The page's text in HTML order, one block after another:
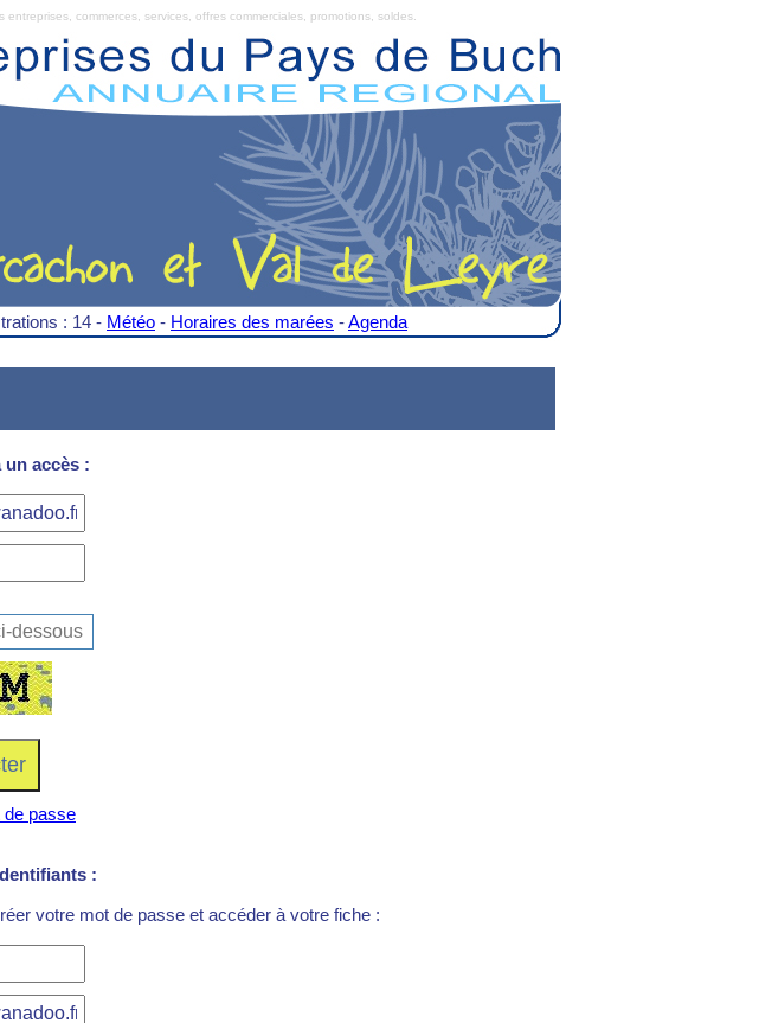
commerces, services, offres commerciales, promotions, soldes.
: 14 - Météo - Horaires des marées -Agenda
un accès :
de passe
:
votre mot de passe et accéder à votre fiche :